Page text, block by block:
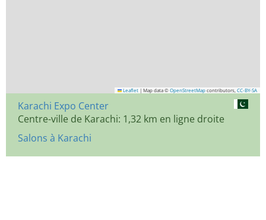
Leaflet | Map data © OpenStreetMap contributors, CC-BY-SA
Karachi Expo Center
Centre-ville de Karachi: 1,32 km en ligne droite
Salons à Karachi